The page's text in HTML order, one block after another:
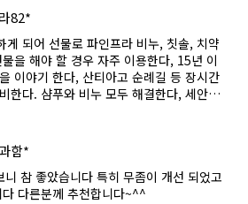
82*
게 되어 선물로 파인프라 비누, 칫솔, 치약
을 해야 할 경우 자주 이용한다, 15년 이
티아고 순례길 등 장시간
한다. 샴푸와 비누 모두 해결한다, 세안과
이다.
함*
다 특히 무좀이 개선 되었고
세안 해 보니 참 좋습니다 다른분께 추천합니다~^^